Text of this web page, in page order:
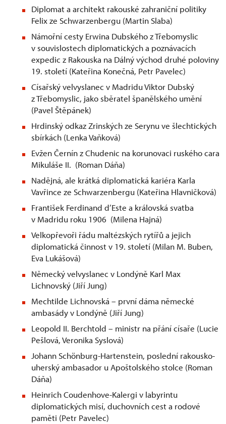
Diplomat a architekt rakouské zahraniční politiky
Felix ze Schwarzenbergu (Martin Slaba)
Námořní cesty Erwina Dubského z Třebomyslic
v souvislostech diplomatických a poznávacích
expedic z Rakouska na Dálný východ druhé poloviny
19. století (Kateřina Konečná, Petr Pavelec)
Císařský velvyslanec v Madridu Viktor Dubský
z Třebomyslic, jako sběratel španělského umění
(Pavel Štěpánek)
Hrdinský odkaz Zrinských ze Serynu ve šlechtických
sbírkách (Lenka Vaňková)
Evžen Černín z Chudenic na korunovaci ruského cara
Mikuláše II. (Roman Dáňa)
Nadějná, ale krátká diplomatická kariéra Karla
Vavřince ze Schwarzenbergu (Kateřina Hlavničková)
František Ferdinand d’Este a královská svatba
v Madridu roku 1906 (Milena Hajná)
Velkopřevoři řádu maltézských rytířů a jejich
diplomatická činnost v 19. století (Milan M. Buben,
Eva Lukášová)
Německý velvyslanec v Londýně Karl Max
Lichnovský (Jiří Jung)
Mechtilde Lichnovská – první dáma německé
ambasády v Londýně (Jiří Jung)
Leopold II. Berchtold – ministr na přání císaře (Lucie
Pešlová, Veronika Syslová)
Johann Schönburg-Hartenstein, poslední rakousko-
uherský ambasador u Apoštolského stolce (Roman
Dáňa)
Heinrich Coudenhove-Kalergi v labyrintu
diplomatických misí, duchovních cest a rodové
paměti (Petr Pavelec)